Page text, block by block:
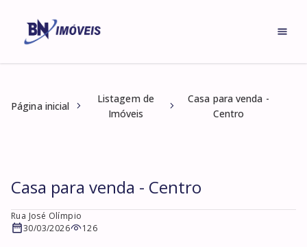
Página inicial
Listagem de
Imóveis
Casa para venda -
Centro
Casa para venda - Centro
Rua José Olímpio
30/03/2026
126